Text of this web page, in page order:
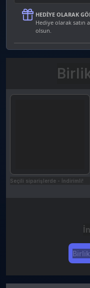
HEDIYE OLARAK
Hediye olarak satın
olsun.
Seçili siparişlerde - İndirimli!